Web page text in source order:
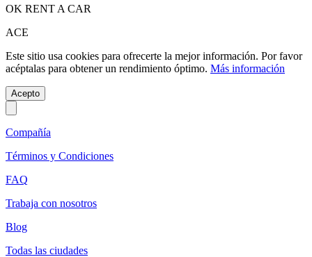
OK RENT A CAR
ACE
Este sitio usa cookies para ofrecerte la mejor información. Por favor
acéptalas para obtener un rendimiento óptimo. Más información
Acepto
Compañía
Términos y Condiciones
FAQ
Trabaja con nosotros
Blog
Todas las ciudades